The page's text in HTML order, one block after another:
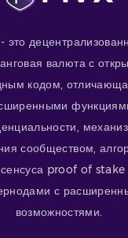
это
валюта с
кодом,
сообществом,
proof of stake
с
возможностями.